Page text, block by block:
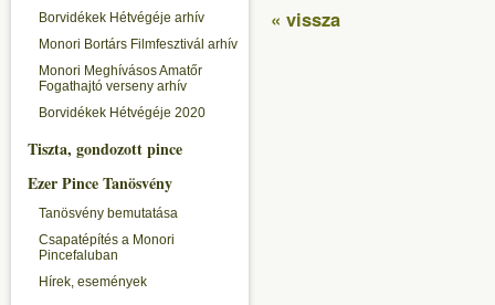
Borvidékek Hétvégéje arhív
Monori Bortárs Filmfesztivál arhív
Monori Meghívásos Amatőr
Fogathajtó verseny arhív
Borvidékek Hétvégéje 2020
Tiszta, gondozott pince
Ezer Pince Tanösvény
Tanösvény bemutatása
Csapatépítés a Monori
Pincefaluban
Hírek, események
« vissza